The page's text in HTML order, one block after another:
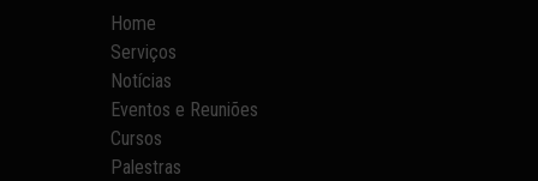
Home
Serviços
Notícias
Eventos e Reuniões
Cursos
Palestras